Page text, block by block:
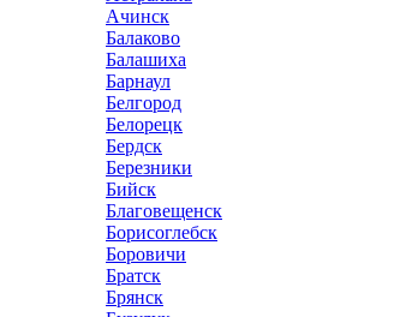
Ачинск
Балаково
Балашиха
Барнаул
Белгород
Белорецк
Бердск
Березники
Бийск
Благовещенск
Борисоглебск
Боровичи
Братск
Брянск